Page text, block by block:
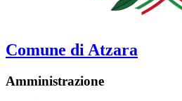
Comune di Atzara
Amministrazione